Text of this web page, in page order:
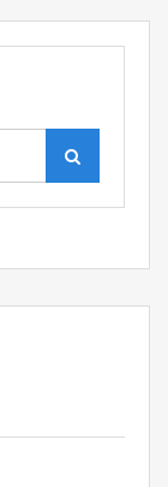
Buscar